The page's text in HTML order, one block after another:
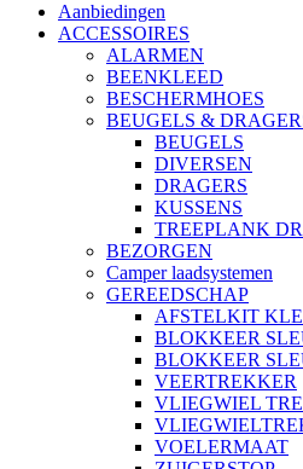
Aanbiedingen
ACCESSOIRES
ALARMEN
BEENKLEED
BESCHERMHOES
BEUGELS &
BEUGELS
DIVERSEN
DRAGERS
KUSSENS
TREEPLANK
BEZORGEN
Camper laadsystemen
GEREEDSCHAP
AFSTELKIT
BLOKKEER
BLOKKEER
VEERTREKKER
VLIEGWIEL
VOELERMAAT